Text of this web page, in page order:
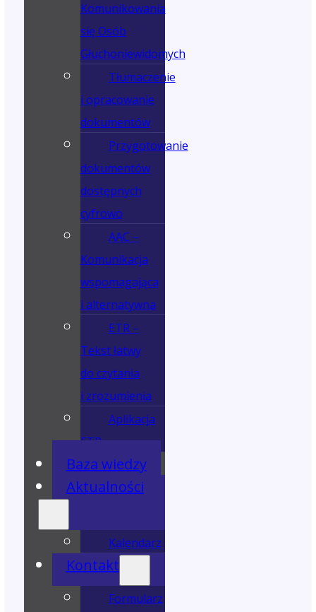
Komunikowania
się Osób
Głuchoniewidomych
Tłumaczenie
i opracowanie
dokumentów
Przygotowanie
dokumentów
dostępnych
cyfrowo
AAC –
Komunikacja
wspomagająca
i alternatywna
ETR –
Tekst łatwy
do czytania
i zrozumienia
Aplikacja
ETR
Baza wiedzy
Aktualności
Kalendarz
Kontakt
Formularz